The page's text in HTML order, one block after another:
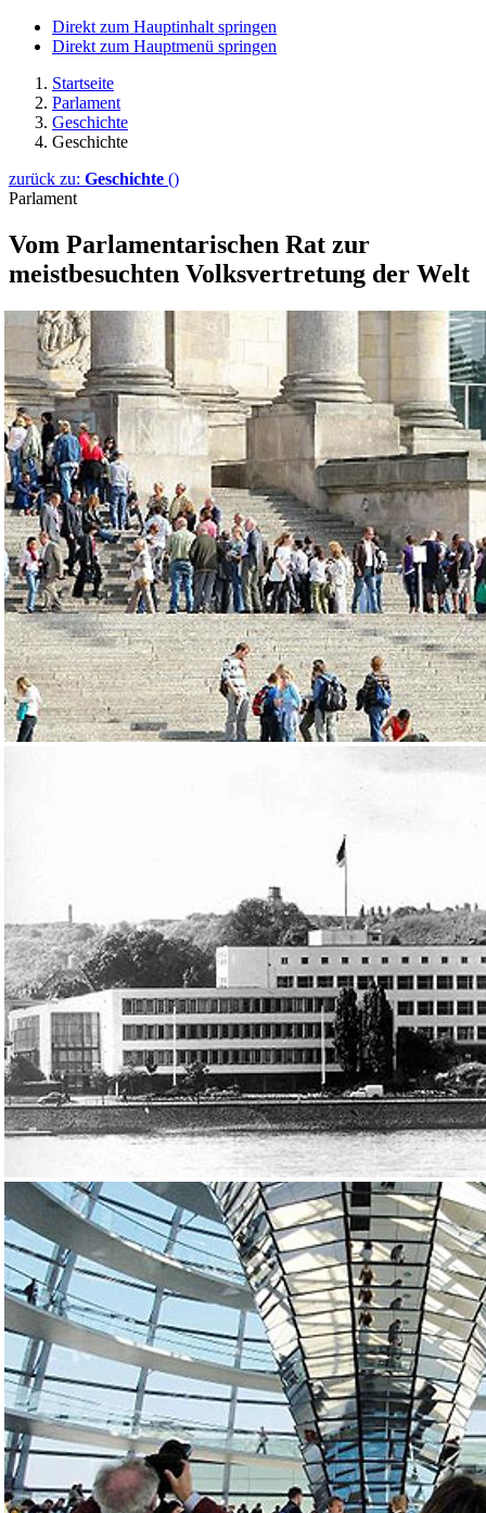
Direkt zum Hauptinhalt springen
Direkt zum Hauptmenü springen
Startseite
Parlament
Geschichte
Geschichte
zurück zu: Geschichte ()
Parlament
Vom Parlamentarischen Rat zur
meistbesuchten Volksvertretung der Welt